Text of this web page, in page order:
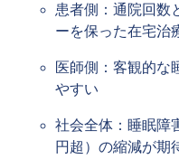
患者側：通院回数
ーを保った在宅治
医師側：客観的な
やすい
社会全体：睡眠障
円超）の縮減が期